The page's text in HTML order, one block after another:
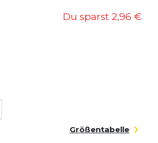
Du sparst 2,96 €
Größentabelle